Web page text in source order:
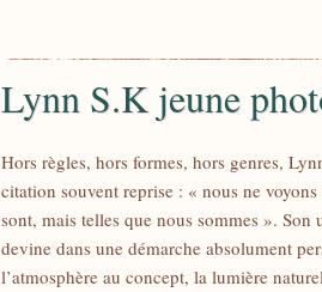
Lynn S.K jeune
Hors règles, hors formes, hors genres,
citation souvent reprise : « nous ne voyons
sont, mais telles que nous sommes ». Son
devine dans une démarche absolument
l’atmosphère au concept, la lumière